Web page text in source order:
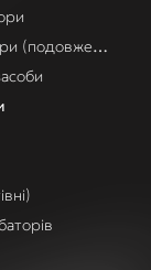
(подовження